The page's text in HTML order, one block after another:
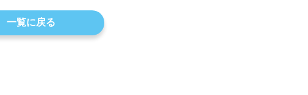
一覧に戻る